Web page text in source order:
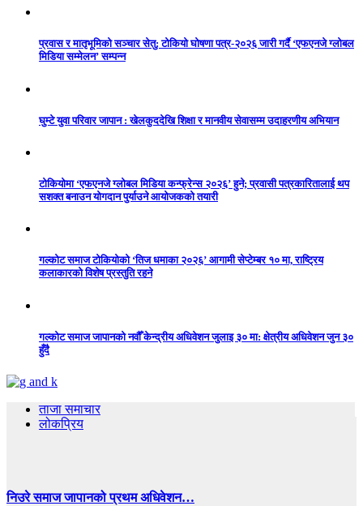
प्रवास र मातृभूमिको सञ्चार सेतु: टोकियो घोषणा पत्र-२०२६ जारी गर्दै ‘एफएनजे ग्लोबल
मिडिया सम्मेलन’ सम्पन्न
घुम्टे युवा परिवार जापान : खेलकुददेखि शिक्षा र मानवीय सेवासम्म उदाहरणीय अभियान
टोकियोमा ‘एफएनजे ग्लोबल मिडिया कन्फ्रेन्स २०२६’ हुने; प्रवासी पत्रकारितालाई थप
सशक्त बनाउन योगदान पुर्याउने आयोजकको तयारी
गल्कोट समाज टोकियोको ‘तिज धमाका २०२६’ आगामी सेप्टेम्बर १० मा, राष्ट्रिय
कलाकारको विशेष प्रस्तुति रहने
गल्कोट समाज जापानको नवौँ केन्द्रीय अधिवेशन जुलाइ ३० मा: क्षेत्रीय अधिवेशन जुन ३०
हुँदै
ताजा समाचार
लोकप्रिय
निउरे समाज जापानको प्रथम अधिवेशन…